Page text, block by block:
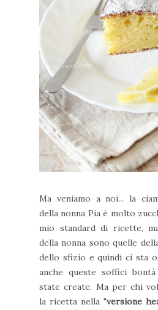
Ma veniamo a noi... la
della nonna Pia è molto
mio standard di ricette,
della nonna sono quelle
dello sfizio e quindi ci sta
anche queste soffici
state create. Ma per chi
la ricetta nella "versione